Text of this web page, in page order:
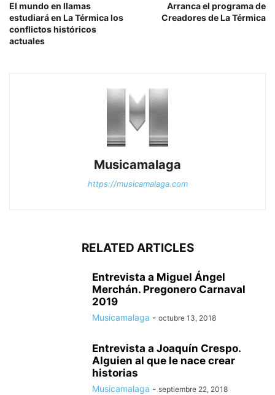
El mundo en llamas
estudiará en La Térmica los
conflictos históricos
actuales
Arranca el programa de
Creadores de La Térmica
Musicamalaga
https://musicamalaga.com
RELATED ARTICLES
Entrevista a Miguel Ángel
Merchán. Pregonero Carnaval
2019
Musicamalaga - octubre 13, 2018
Entrevista a Joaquín Crespo.
Alguien al que le nace crear
historias
Musicamalaga - septiembre 22, 2018